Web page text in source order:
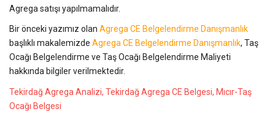
Agrega satışı yapılmamalıdır.
Bir önceki yazımız olan Agrega CE Belgelendirme Danışmanlık
başlıklı makalemizde Agrega CE Belgelendirme Danışmanlık, Taş
Ocağı Belgelendirme ve Taş Ocağı Belgelendirme Maliyeti
hakkında bilgiler verilmektedir.
Tekirdağ Agrega Analizi, Tekirdağ Agrega CE Belgesi, Mıcır-Taş
Ocağı Belgesi